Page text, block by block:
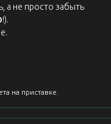
а не просто забыть
!).
на приставке.